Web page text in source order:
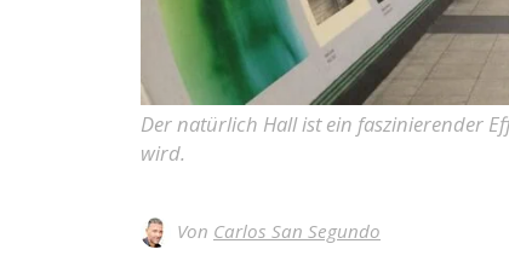
Der natürlich Hall ist ein faszinierender
wird.
Von Carlos San Segundo